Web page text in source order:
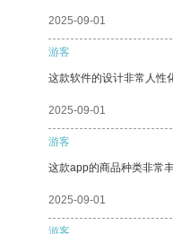
2025-09-01
游客
这款软件的设计非常人性
2025-09-01
游客
这款app的商品种类非常
2025-09-01
游客